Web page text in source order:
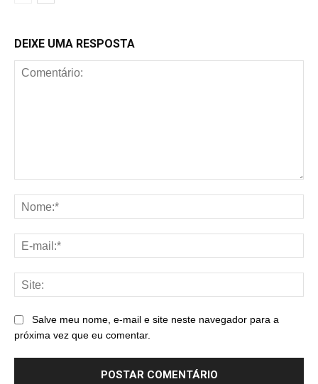
DEIXE UMA RESPOSTA
Salve meu nome, e-mail e site neste navegador para a
próxima vez que eu comentar.